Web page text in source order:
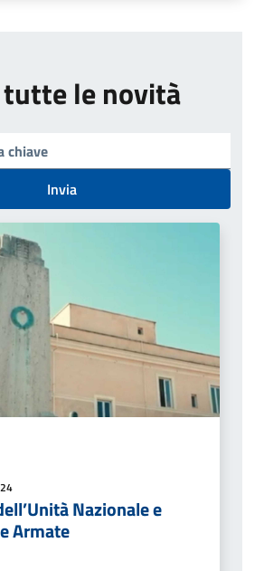
le novità
Invia
Nazionale e
Armate